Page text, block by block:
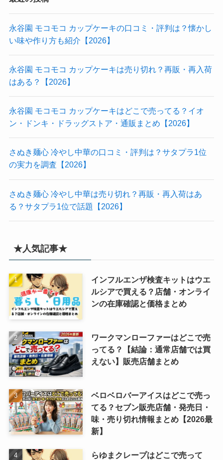
永谷園 モコモコ カップケーキの口コミ・評判は？懐かし
い味や作り方も紹介【2026】
永谷園 モコモコ カップケーキは売り切れ？再販・再入荷
はある？【2026】
永谷園 モコモコ カップケーキはどこで売ってる？イオ
ン・ドンキ・ドラッグストア・通販まとめ【2026】
さぬき麺心 冷やし中華の口コミ・評判は？サタプラ1位
の実力を調査【2026】
さぬき麺心 冷やし中華は売り切れ？再販・再入荷はあ
る？サタプラ1位で話題【2026】
★人気記事★
インフルエンザ検査キットはウエ
ルシアで買える？店舗・オンライ
ンの在庫確認と価格まとめ
ワークマンローファーはどこで売
ってる？【結論：通常店舗では買
えない】販売店舗まとめ
ベロベロバーアイスはどこで売っ
てる？セブン販売店舗・発売日・
味・売り切れ情報まとめ【2026最
新】
らゆまクレープはどこで売って